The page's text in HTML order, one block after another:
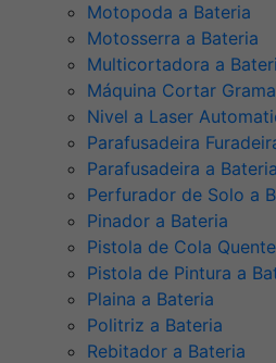
Motopoda a Bateria
Motosserra a Bateria
Multicortadora a
Máquina Cortar
Nivel a Laser
Parafusadeira
Parafusadeira a Bateria
Perfurador de Solo a
Pinador a Bateria
Pistola de Cola
Pistola de Pintura a
Plaina a Bateria
Politriz a Bateria
Rebitador a Bateria